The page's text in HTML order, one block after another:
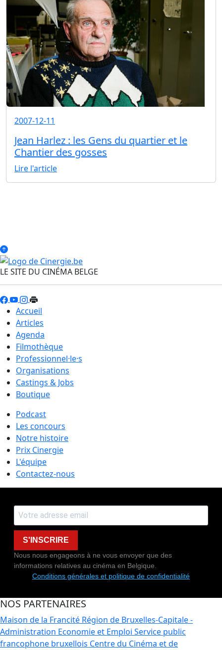
2007-12-11
Jean Harlez : les Gens du quartier et le
Chantier des gosses
Lire l'article
LE SITE DU CINÉMA BELGE
Accueil
Articles
Agenda
Filmothèque
Professionnel·le·s
Organisations
Castings & Jobs
Boutique
Podcast
Les concours
Notre histoire
Prix Cinergie
L'équipe
Contactez-nous
S'INSCRIRE
Nous nous engageons à ne vous envoyer que des
informations relatives au cinéma en Belgique.
Conditions générales et politique de confidentialité
NOS PARTENAIRES
Maison de la Francité Région de Bruxelles-Capitale -
Administration Economie et Emploi Service public
francophone bruxellois Centre du Cinéma et de